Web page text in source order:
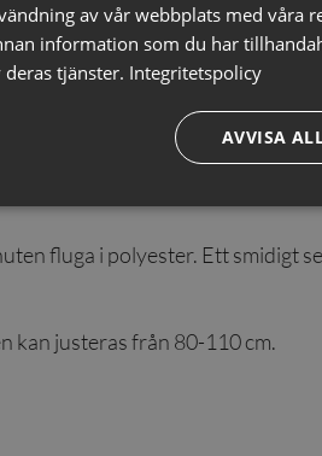
fluga i polyester. Ett smidigt
kan justeras från 80-110 cm.
av vår webbplats med våra
information som du har
tjänster. Integritetspolicy
AVVISA